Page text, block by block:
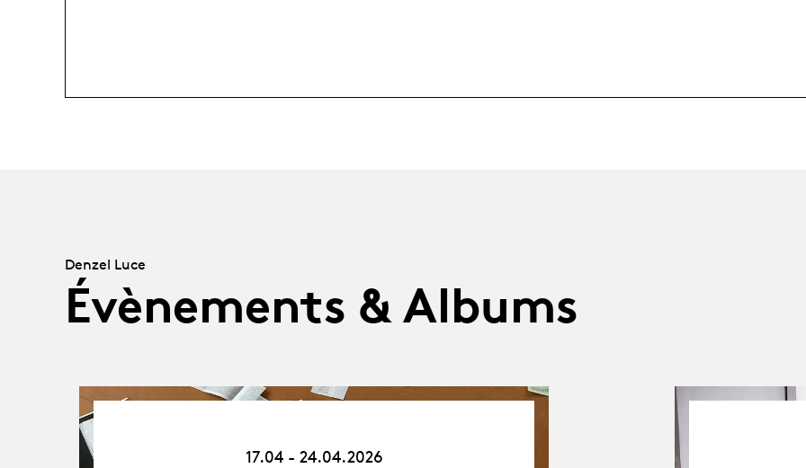
Denzel Luce
Évènements & Albums
17.04 - 24.04.2026